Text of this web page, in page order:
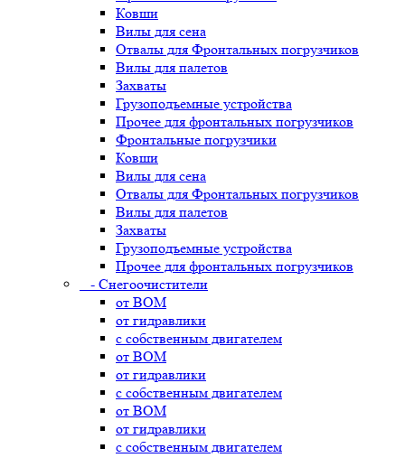
Ковши
Вилы для сена
Отвалы для Фронтальных погрузчиков
Вилы для палетов
Захваты
Грузоподъемные устройства
Прочее для фронтальных погрузчиков
Фронтальные погрузчики
Ковши
Вилы для сена
Отвалы для Фронтальных погрузчиков
Вилы для палетов
Захваты
Грузоподъемные устройства
Прочее для фронтальных погрузчиков
- Снегоочистители
от ВОМ
от гидравлики
с собственным двигателем
от ВОМ
от гидравлики
с собственным двигателем
от ВОМ
от гидравлики
с собственным двигателем